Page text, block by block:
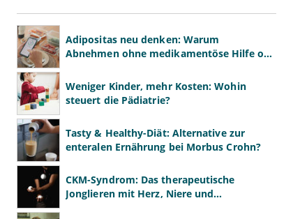
Adipositas neu denken: Warum
Abnehmen ohne medikamentöse Hilfe oft
Weniger Kinder, mehr Kosten: Wohin
steuert die Pädiatrie?
Tasty & Healthy-Diät: Alternative zur
enteralen Ernährung bei Morbus Crohn?
CKM-Syndrom: Das therapeutische
Jonglieren mit Herz, Niere und